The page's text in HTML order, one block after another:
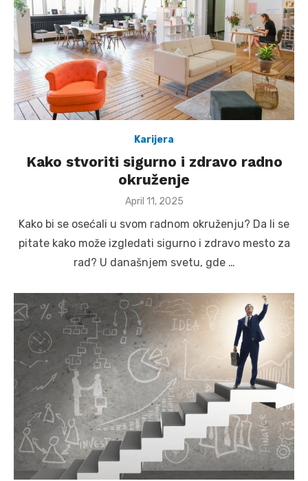
Karijera
Kako stvoriti sigurno i zdravo radno
okruženje
Posted
April 11, 2025
Kako bi se osećali u svom radnom okruženju? Da li se
pitate kako može izgledati sigurno i zdravo mesto za
rad? U današnjem svetu, gde …